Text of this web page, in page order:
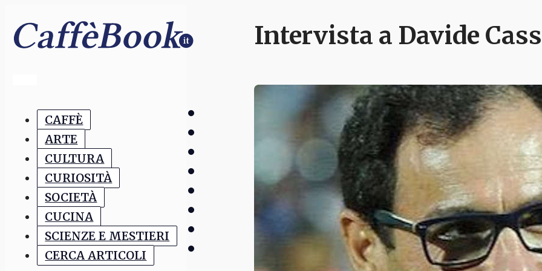
CAFFÈ
ARTE
CULTURA
CURIOSITÀ
SOCIETÀ
CUCINA
SCIENZE E MESTIERI
CERCA ARTICOLI
Intervista a Davide